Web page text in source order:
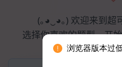
浏览器版本过